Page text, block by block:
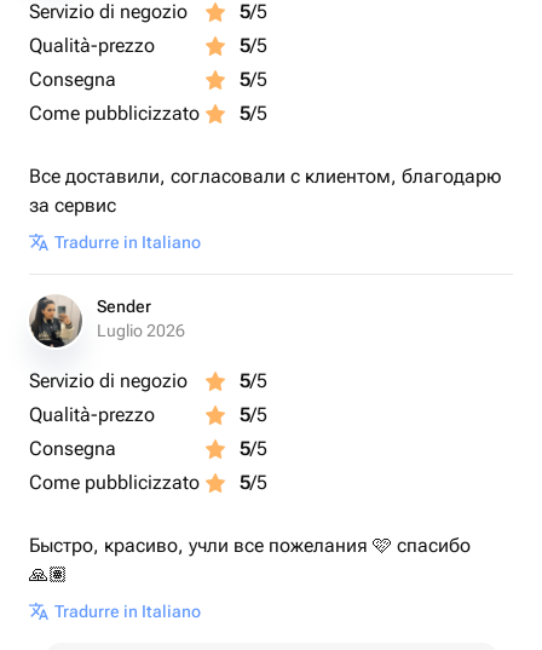
Servizio di negozio 5/5
Qualità-prezzo
5/5
Consegna
5/5
Come pubblicizzato
5/5
Все доставили, согласовали с клиентом, благодарю
за сервис
Tradurre in Italiano
Sender
Luglio 2026
Servizio di negozio 5/5
Qualità-prezzo
5/5
Consegna
5/5
Come pubblicizzato
5/5
Быстро, красиво, учли все пожелания 🩷 спасибо
🙏🏽
Tradurre in Italiano